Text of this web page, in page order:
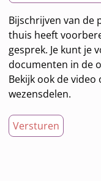
Bijschrijven van de
thuis heeft
gesprek. Je kunt je
documenten in de
Bekijk ook de
wezensdelen.